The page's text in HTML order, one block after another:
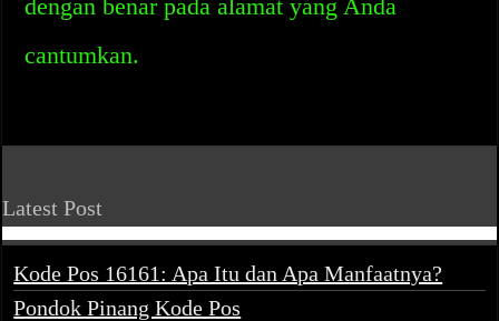
dengan benar pada alamat yang Anda
cantumkan.
Latest Post
Kode Pos 16161: Apa Itu dan Apa Manfaatnya?
Pondok Pinang Kode Pos